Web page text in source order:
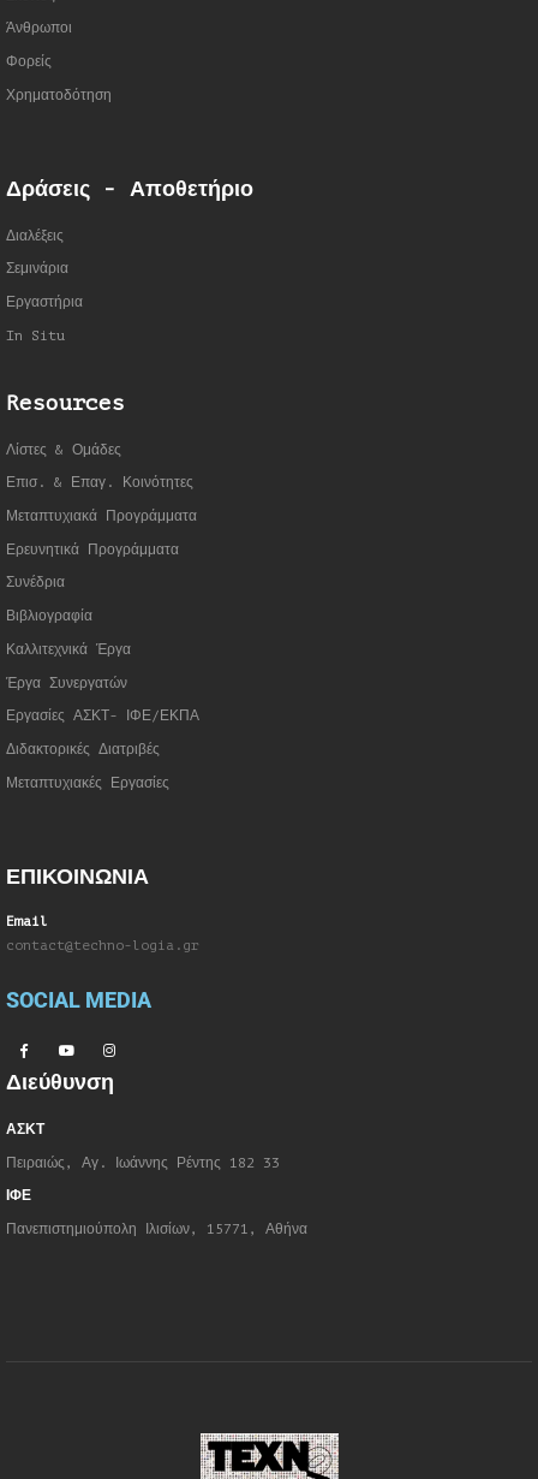
Άνθρωποι
Φορείς
Χρηματοδότηση
Δράσεις - Αποθετήριο
Διαλέξεις
Σεμινάρια
Εργαστήρια
In Situ
Resources
Λίστες & Ομάδες
Επισ. & Επαγ. Κοινότητες
Μεταπτυχιακά Προγράμματα
Ερευνητικά Προγράμματα
Συνέδρια
Βιβλιογραφία
Καλλιτεχνικά Έργα
Έργα Συνεργατών
Εργασίες ΑΣΚΤ- ΙΦΕ/ΕΚΠΑ
Διδακτορικές Διατριβές
Μεταπτυχιακές Εργασίες
ΕΠΙΚΟΙΝΩΝΙΑ
Email
contact@techno-logia.gr
SOCIAL MEDIA
Διεύθυνση
ΑΣΚΤ
Πειραιώς, Αγ. Ιωάννης Ρέντης 182 33
ΙΦΕ
Πανεπιστημιούπολη Ιλισίων, 15771, Αθήνα